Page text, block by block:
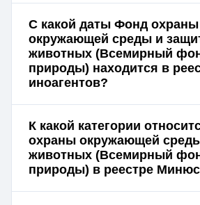
С какой даты Фонд охраны
окружающей среды и
животных (Всемирный
природы) находится в
иноагентов?
К какой категории
охраны окружающей
животных (Всемирный
природы) в реестре